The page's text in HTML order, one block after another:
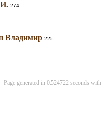
274
Владимир 225
Page generated in 0.524722 seconds